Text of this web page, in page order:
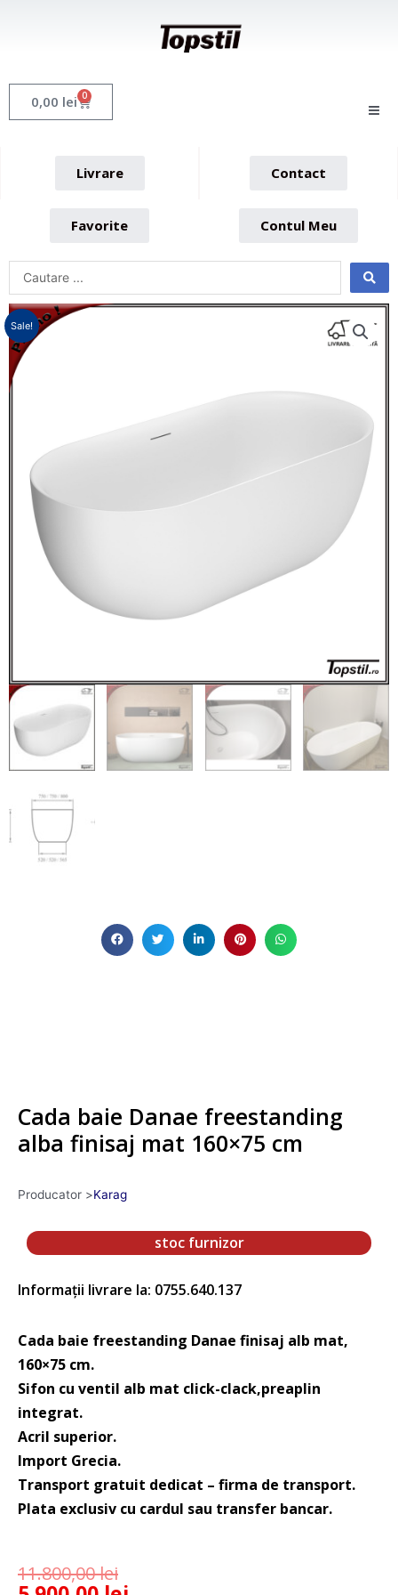
0,00 lei 0 Cart
Livrare Contact
Favorite Contul Meu
Sale!
Cada baie Danae freestanding
alba finisaj mat 160×75 cm
Producator >Karag
stoc furnizor
Informații livrare la: 0755.640.137
Cada baie freestanding Danae finisaj alb mat,
160×75 cm.
Sifon cu ventil alb mat click-clack,preaplin
integrat.
Acril superior.
Import Grecia.
Transport gratuit dedicat – firma de transport.
Plata exclusiv cu cardul sau transfer bancar.
11.800,00lei